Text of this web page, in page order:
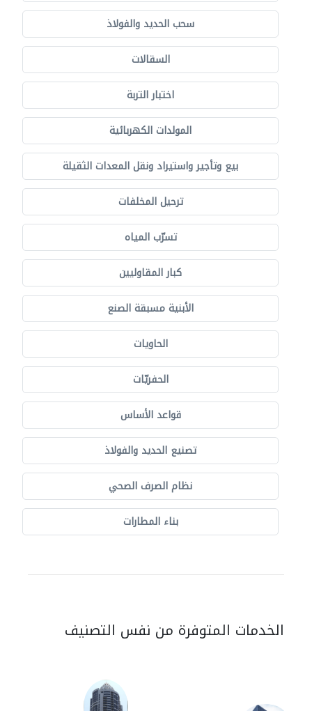
سحب الحديد والفولاذ
السقالات
اختبار التربة
المولدات الكهربائية
بيع وتأجير واستيراد ونقل المعدات الثقيلة
ترحيل المخلفات
تسرّب المياه
كبار المقاوليين
الأبنية مسبقة الصنع
الحاويات
الحفريّات
قواعد الأساس
تصنيع الحديد والفولاذ
نظام الصرف الصحي
بناء المطارات
الخدمات المتوفرة من نفس التصنيف